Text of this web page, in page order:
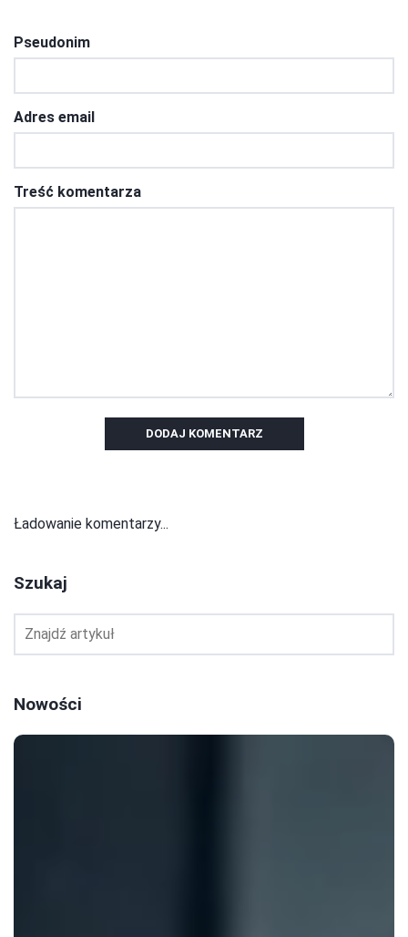
Pseudonim
Adres email
Treść komentarza
DODAJ KOMENTARZ
Ładowanie komentarzy...
Szukaj
Nowości